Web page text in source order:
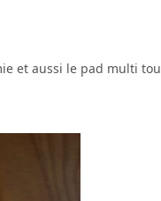
et aussi le pad multi